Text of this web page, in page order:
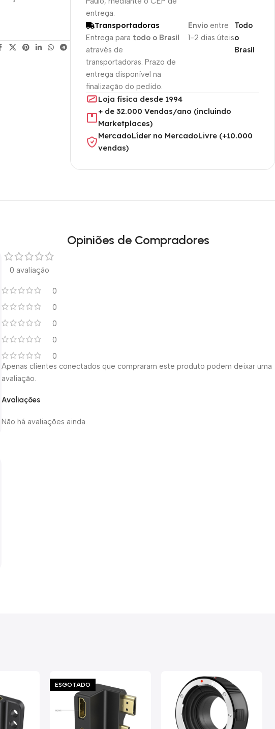
entrega.
Transportadoras
Entrega para todo o Brasil
através de
transportadoras. Prazo de
entrega disponível na
finalização do pedido.
Envio entre
1-2 dias úteis
Todo
o
Brasil
Loja física desde 1994
+ de 32.000 Vendas/ano (incluindo
Marketplaces)
MercadoLíder no MercadoLivre (+10.000
vendas)
Opiniões de Compradores
0 avaliação
0
0
0
0
0
Avaliações
Não há avaliações ainda.
Apenas clientes conectados que compraram este produto podem deixar uma
avaliação.
ESGOTADO